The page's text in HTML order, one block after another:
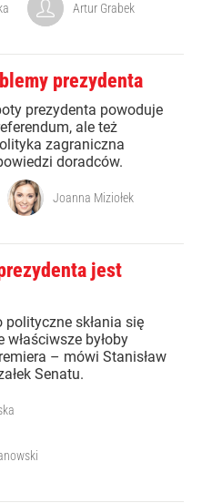
Artur Grabek
prezydenta
prezydenta powoduje
ale też
zagraniczna
doradców.
Joanna Miziołek
jest
polityczne skłania się
właściwsze byłoby
– mówi Stanisław
Senatu.